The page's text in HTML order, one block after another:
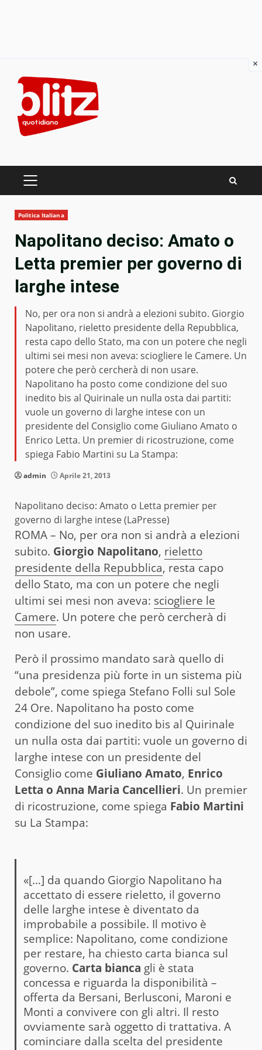
content
PRIMARY
Politica Italiana
Napolitano deciso: Amato o
Letta premier per governo di
larghe intese
No, per ora non si andrà a elezioni subito. Giorgio
Napolitano, rieletto presidente della Repubblica,
resta capo dello Stato, ma con un potere che negli
ultimi sei mesi non aveva: sciogliere le Camere. Un
potere che però cercherà di non usare.
Napolitano ha posto come condizione del suo
inedito bis al Quirinale un nulla osta dai partiti:
vuole un governo di larghe intese con un
presidente del Consiglio come Giuliano Amato o
Enrico Letta. Un premier di ricostruzione, come
spiega Fabio Martini su La Stampa:
admin Aprile 21, 2013
Napolitano deciso: Amato o Letta premier per
governo di larghe intese (LaPresse)
ROMA – No, per ora non si andrà a elezioni
subito. Giorgio Napolitano, rieletto
presidente della Repubblica, resta capo
dello Stato, ma con un potere che negli
ultimi sei mesi non aveva: sciogliere le
Camere. Un potere che però cercherà di
non usare.
Però il prossimo mandato sarà quello di
“una presidenza più forte in un sistema più
debole”, come spiega Stefano Folli sul Sole
24 Ore. Napolitano ha posto come
condizione del suo inedito bis al Quirinale
un nulla osta dai partiti: vuole un governo di
larghe intese con un presidente del
Consiglio come Giuliano Amato, Enrico
Letta o Anna Maria Cancellieri. Un premier
di ricostruzione, come spiega Fabio Martini
su La Stampa:
«[…] da quando Giorgio Napolitano ha
accettato di essere rieletto, il governo
delle larghe intese è diventato da
improbabile a possibile. Il motivo è
semplice: Napolitano, come condizione
per restare, ha chiesto carta bianca sul
governo. Carta bianca gli è stata
concessa e riguarda la disponibilità –
offerta da Bersani, Berlusconi, Maroni e
Monti a convivere con gli altri. Il resto
ovviamente sarà oggetto di trattativa. A
cominciare dalla scelta del presidente
×